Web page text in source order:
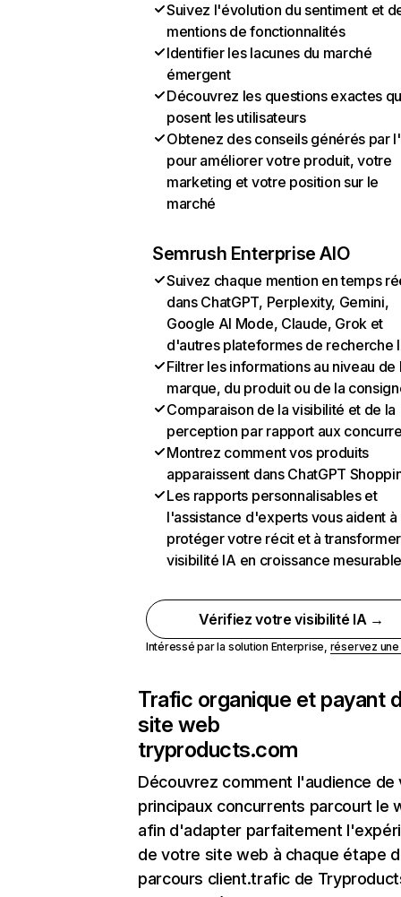
Suivez l'évolution du sentiment et
mentions de fonctionnalités
Identifier les lacunes du marché
émergent
Découvrez les questions exactes
posent les utilisateurs
Obtenez des conseils générés par
pour améliorer votre produit, votre
marketing et votre position sur le
marché
Semrush Enterprise AIO
Suivez chaque mention en temps
dans ChatGPT, Perplexity, Gemini,
Google AI Mode, Claude, Grok et
d'autres plateformes de recherche
Filtrer les informations au niveau de
marque, du produit ou de la
Comparaison de la visibilité et de la
perception par rapport aux
Montrez comment vos produits
apparaissent dans ChatGPT
Les rapports personnalisables et
l'assistance d'experts vous aident à
protéger votre récit et à
visibilité IA en croissance
Vérifiez votre visibilité IA →
Intéressé par la solution Enterprise, réservez
Trafic organique et payant
site web
tryproducts.com
Découvrez comment l'audience de
principaux concurrents parcourt le
afin d'adapter parfaitement
de votre site web à chaque étape
parcours client.trafic de